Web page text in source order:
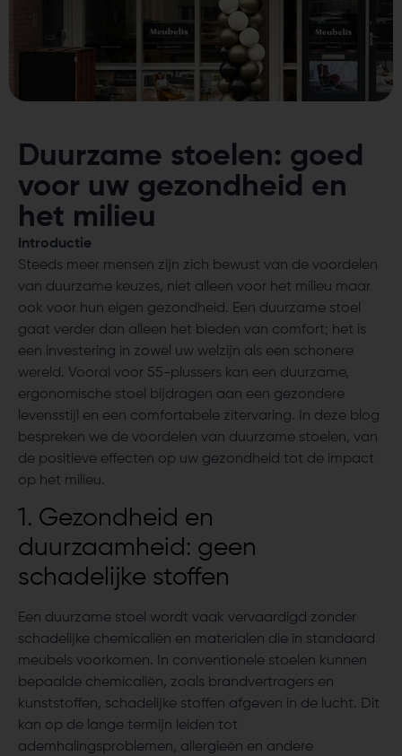
Duurzame stoelen: goed
voor uw gezondheid en
het milieu
Introductie
Steeds meer mensen zijn zich bewust van de voordelen
van duurzame keuzes, niet alleen voor het milieu maar
ook voor hun eigen gezondheid. Een duurzame stoel
gaat verder dan alleen het bieden van comfort; het is
een investering in zowel uw welzijn als een schonere
wereld. Vooral voor 55-plussers kan een duurzame,
ergonomische stoel bijdragen aan een gezondere
levensstijl en een comfortabele zitervaring. In deze blog
bespreken we de voordelen van duurzame stoelen, van
de positieve effecten op uw gezondheid tot de impact
op het milieu.
1. Gezondheid en
duurzaamheid: geen
schadelijke stoffen
Een duurzame stoel wordt vaak vervaardigd zonder
schadelijke chemicaliën en materialen die in standaard
meubels voorkomen. In conventionele stoelen kunnen
bepaalde chemicaliën, zoals brandvertragers en
kunststoffen, schadelijke stoffen afgeven in de lucht. Dit
kan op de lange termijn leiden tot
ademhalingsproblemen, allergieën en andere